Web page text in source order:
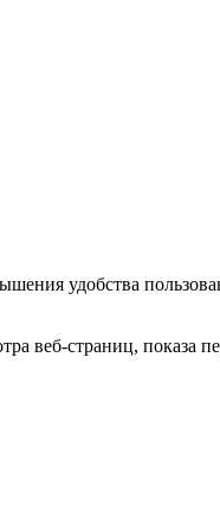
удобства
веб-страниц,